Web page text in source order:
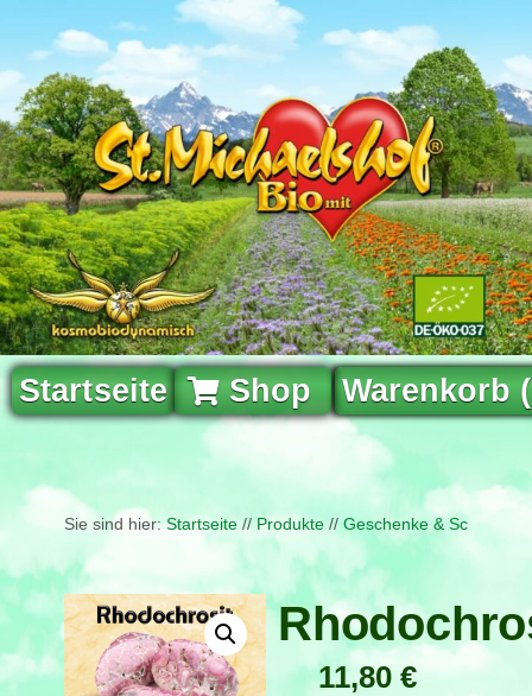
Startseite Shop Warenkorb
Sie sind hier:Startseite//Produkte // Geschenke & Schönes
11,80 €